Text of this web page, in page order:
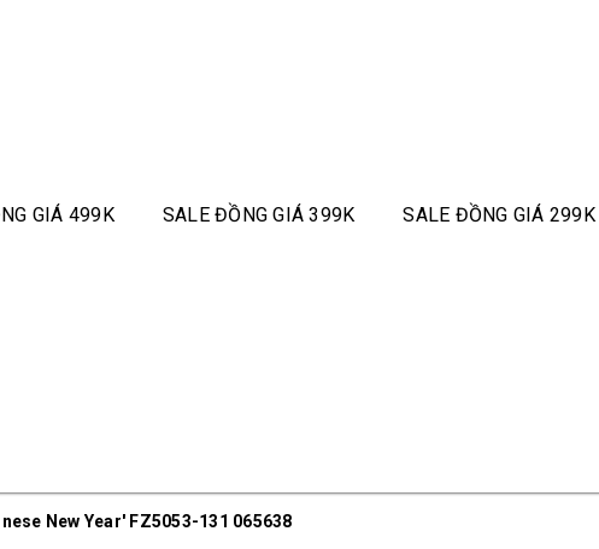
GIÁ 499K SALE ĐỒNG GIÁ 399K SALE ĐỒNG GIÁ 299K
New Year' FZ5053-131 065638